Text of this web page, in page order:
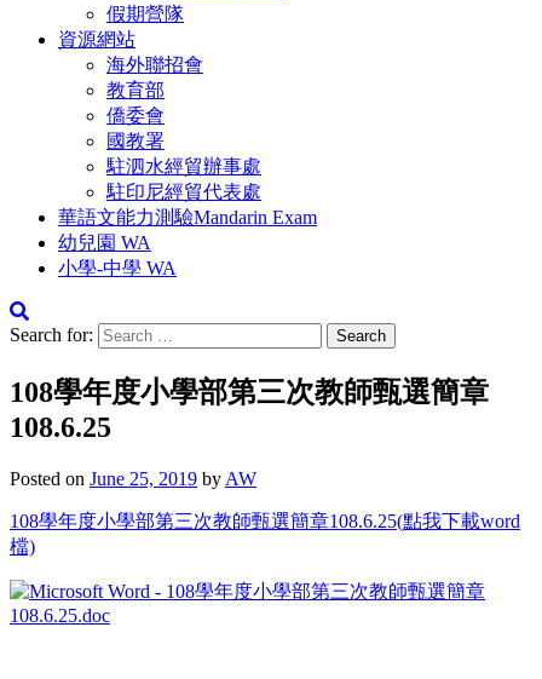
假期營隊
資源網站
海外聯招會
教育部
僑委會
國教署
駐泗水經貿辦事處
駐印尼經貿代表處
華語文能力測驗Mandarin Exam
幼兒園 WA
小學-中學 WA
Search for:
108學年度小學部第三次教師甄選簡章
108.6.25
Posted on June 25, 2019 by AW
108學年度小學部第三次教師甄選簡章108.6.25(點我下載word
檔)